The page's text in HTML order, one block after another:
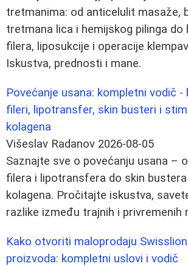
tretmanima: od anticelulit masaže,
tretmana lica i hemijskog pilinga do
filera, liposukcije i operacije
Iskustva, prednosti i mane.
Povećanje usana: kompletni vodič -
fileri, lipotransfer, skin busteri i
kolagena
Višeslav Radanov 2026-08-05
Saznajte sve o povećanju usana –
filera i lipotransfera do skin
kolagena. Pročitajte iskustva,
razlike između trajnih i privremenih
Kako otvoriti maloprodaju
proizvoda: kompletni uslovi i vodič